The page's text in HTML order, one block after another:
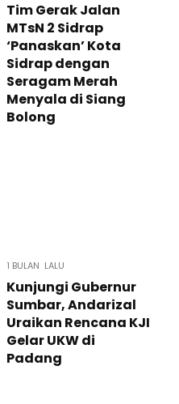
Tim Gerak Jalan
MTsN 2 Sidrap
‘Panaskan’ Kota
Sidrap dengan
Seragam Merah
Menyala di Siang
Bolong
1 BULAN LALU
Kunjungi Gubernur
Sumbar, Andarizal
Uraikan Rencana KJI
Gelar UKW di
Padang